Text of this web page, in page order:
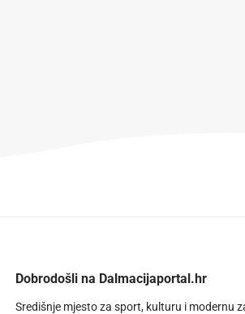
Dobrodošli na Dalmacijaportal.hr
Središnje mjesto za sport, kulturu i modernu